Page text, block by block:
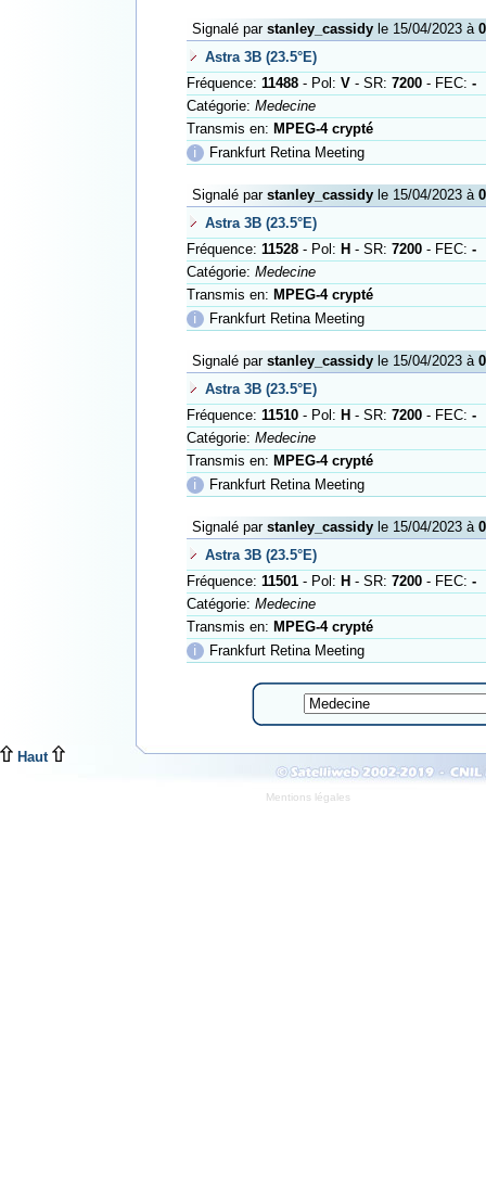
Signalé par stanley_cassidyle 15/04/2023 à
Astra 3B (23.5°E)
Fréquence: 11488- Pol: V- SR: 7200- FEC: -
Catégorie: Medecine
Transmis en: MPEG-4 crypté
ℹ
Frankfurt Retina Meeting
Signalé par stanley_cassidyle 15/04/2023 à
Astra 3B (23.5°E)
Fréquence: 11528- Pol: H - SR: 7200- FEC: -
Catégorie: Medecine
Transmis en: MPEG-4 crypté
ℹ
Frankfurt Retina Meeting
Signalé par stanley_cassidyle 15/04/2023 à
Astra 3B (23.5°E)
Fréquence: 11510- Pol: H - SR: 7200- FEC: -
Catégorie: Medecine
Transmis en: MPEG-4 crypté
ℹ
Frankfurt Retina Meeting
Signalé par stanley_cassidyle 15/04/2023 à
Astra 3B (23.5°E)
Fréquence: 11501- Pol: H - SR: 7200- FEC: -
Catégorie: Medecine
Transmis en: MPEG-4 crypté
ℹ
Frankfurt Retina Meeting
Haut
Mentions légales